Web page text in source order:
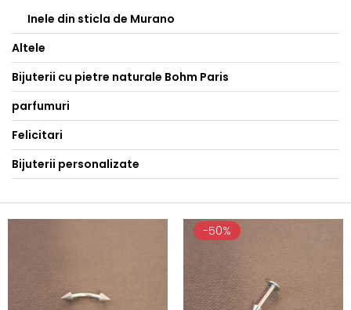
Inele din sticla de Murano
Altele
Bijuterii cu pietre naturale Bohm Paris
parfumuri
Felicitari
Bijuterii personalizate
-50%